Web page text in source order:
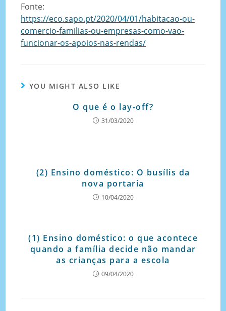
Fonte:
https://eco.sapo.pt/2020/04/01/habitacao-ou-
comercio-familias-ou-empresas-como-vao-
funcionar-os-apoios-nas-rendas/
YOU MIGHT ALSO LIKE
O que é o lay-off?
31/03/2020
(2) Ensino doméstico: O busílis da
nova portaria
10/04/2020
(1) Ensino doméstico: o que acontece
quando a família decide não mandar
as crianças para a escola
09/04/2020